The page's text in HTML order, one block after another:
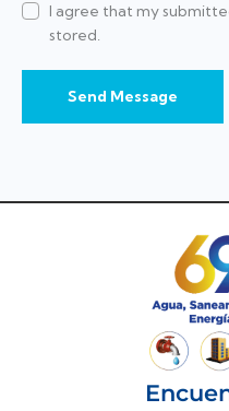
I agree that my
stored.
Send Message